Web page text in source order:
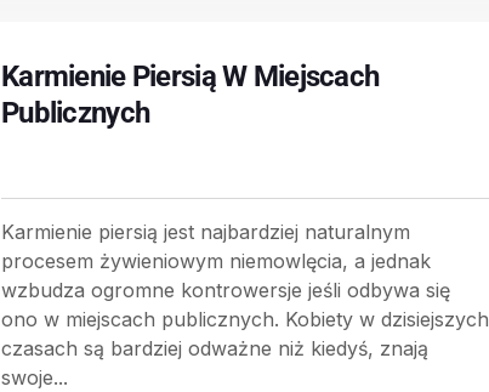
Karmienie Piersią W Miejscach
Publicznych
Karmienie piersią jest najbardziej naturalnym
procesem żywieniowym niemowlęcia, a jednak
wzbudza ogromne kontrowersje jeśli odbywa się
ono w miejscach publicznych. Kobiety w dzisiejszych
czasach są bardziej odważne niż kiedyś, znają
swoje...